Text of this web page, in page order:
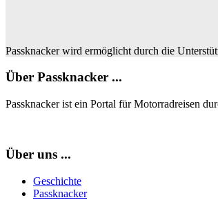
Passknacker wird ermöglicht durch die
Über Passknacker ...
Passknacker ist ein Portal für Motorradreisen
Über uns ...
Geschichte
Passknacker